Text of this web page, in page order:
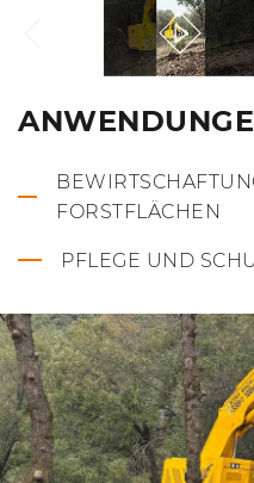
FORSTFLÄCHEN
PFLEGE UND